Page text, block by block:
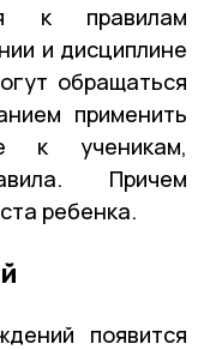
к правилам
и дисциплине
обращаться
применить
к ученикам,
Причем
ребенка.
появится